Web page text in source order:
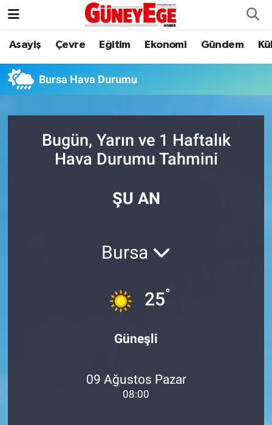
Asayiş Çevre Eğitim Ekonomi Gündem
Bursa Hava Durumu
Bugün, Yarın ve 1 Haftalık
Hava Durumu Tahmini
ŞU AN
Bursa
25°
Güneşli
09 Ağustos Pazar
08:00
Asayiş
Çevre
Ekonomi
İstanbul Hava Durumu
İstanbul Trafik Yoğunluk Haritası
Tüm Manşetler